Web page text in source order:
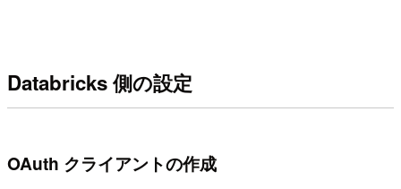
Databricks 側の設定
OAuth クライアントの作成